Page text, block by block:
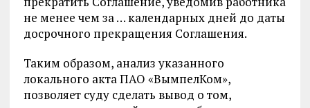
не менее чем за … календарных дней до даты
досрочного прекращения Соглашения.
Таким образом, анализ указанного
локального акта ПАО «ВымпелКом»,
позволяет суду сделать вывод о том,